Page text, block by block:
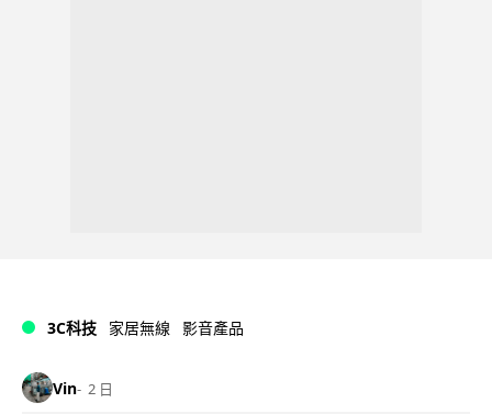
3C科技 家居無線 影音產品
Vin 2 日